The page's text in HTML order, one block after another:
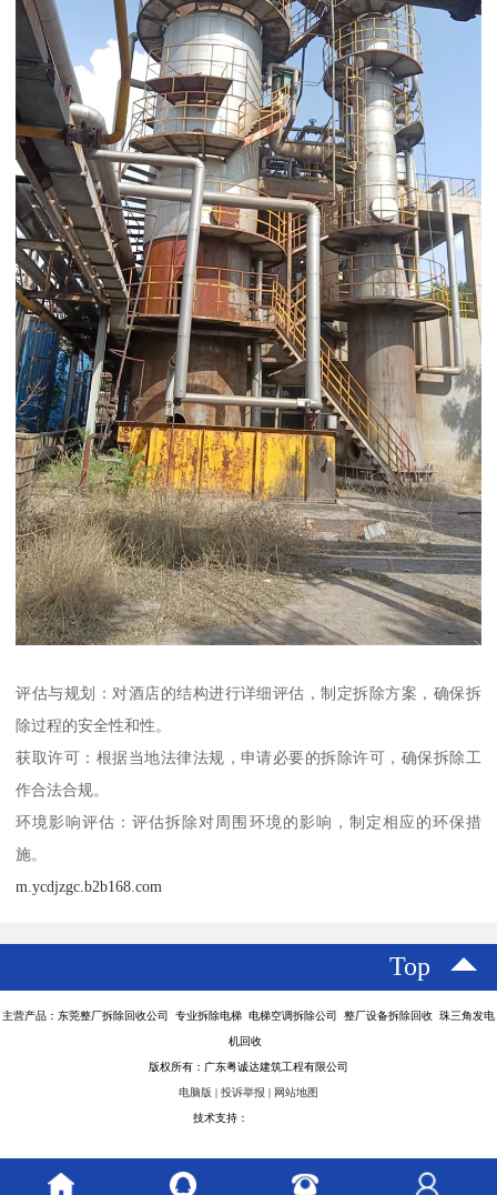
评估与规划：对酒店的结构进行详细评估，制定拆除方案，确保拆
除过程的安全性和性。
获取许可：根据当地法律法规，申请必要的拆除许可，确保拆除工
作合法合规。
环境影响评估：评估拆除对周围环境的影响，制定相应的环保措
施。
m.ycdjzgc.b2b168.com
Top
主营产品：东莞整厂拆除回收公司 专业拆除电梯 电梯空调拆除公司 整厂设备拆除回收 珠三角发电
机回收
版权所有：广东粤诚达建筑工程有限公司
电脑版 | 投诉举报 | 网站地图
技术支持：